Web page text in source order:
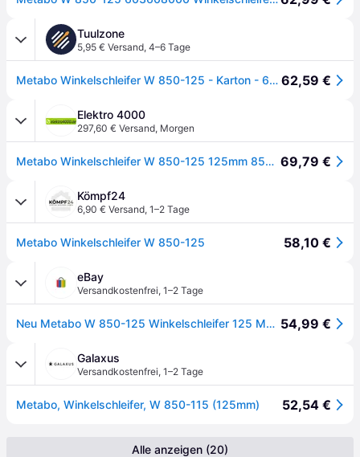
Tuulzone
5,95 € Versand, 4–6 Tage
Metabo Winkelschleifer W 850-125 - Karton - 603608000 62,59 €
Elektro 4000
297,60 € Versand, Morgen
Metabo Winkelschleifer W 850-125 125mm 850W 11500min-¹ 603608000 69,79 €
Kömpf24
6,90 € Versand, 1–2 Tage
Metabo Winkelschleifer W 850-125 58,10 €
eBay
Versandkostenfrei, 1–2 Tage
Neu Metabo W 850-125 Winkelschleifer 125 Mm 603608000 54,99 €
Galaxus
Versandkostenfrei, 1–2 Tage
Metabo, Winkelschleifer, W 850-115 (125mm) 52,54 €
Alle anzeigen (20)